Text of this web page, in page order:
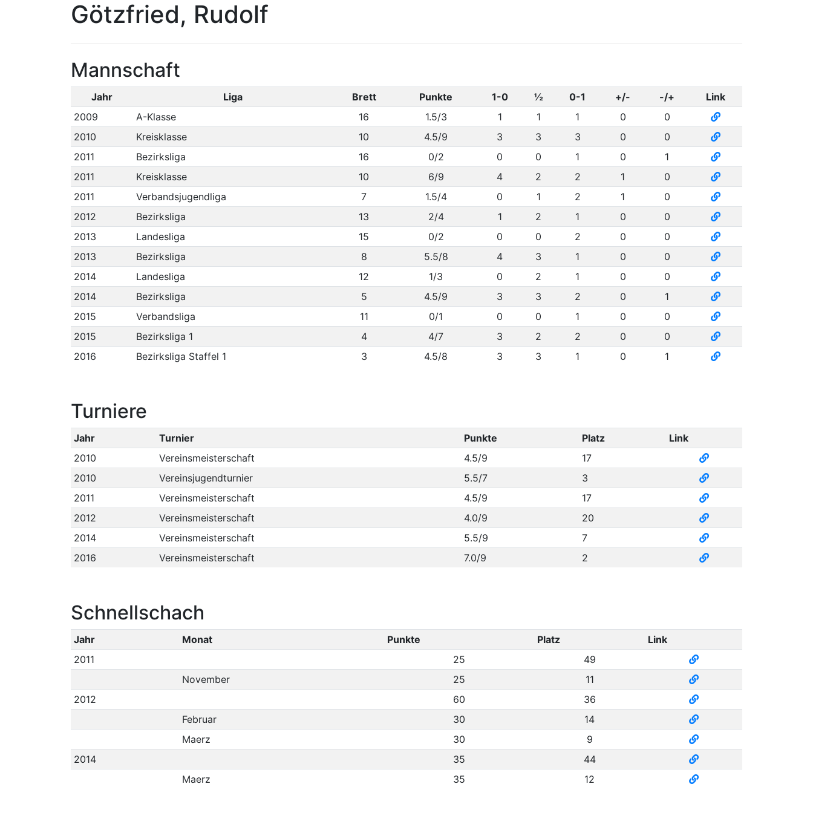
Götzfried, Rudolf
Mannschaft
Jahr Liga Brett Punkte 1-0 ½ 0-1 +/- -/+
Link
2009
A-Klasse 16 1.5/3 1 1 1 0
0
2010
Kreisklasse 10 4.5/9 3 3 3 0
0
2011
Bezirksliga 16 0/2 0 0 1 0
1
2011
Kreisklasse 10 6/9 4 2 2 1
0
2011
Verbandsjugendliga 7 1.5/4 0 1 2 1
0
2012
Bezirksliga 13 2/4 1 2 1 0
0
2013
Landesliga 15 0/2 0 0 2 0
0
2013
Bezirksliga 8 5.5/8 4 3 1 0
0
2014
Landesliga 12 1/3 0 2 1 0
0
2014
Bezirksliga 5 4.5/9 3 3 2 0
1
2015
Verbandsliga 11 0/1 0 0 1 0
0
2015
Bezirksliga 1 4 4/7 3 2 2 0
0
2016
Bezirksliga Staffel 1 3 4.5/8 3 3 1 0 1
Turniere
Jahr Turnier Punkte Platz
Link
2010
Vereinsmeisterschaft 4.5/9
17
2010
Vereinsjugendturnier 5.5/7
3
2011
Vereinsmeisterschaft 4.5/9
17
2012
Vereinsmeisterschaft 4.0/9
20
2014
Vereinsmeisterschaft 5.5/9
7
2016
Vereinsmeisterschaft 7.0/9 2
Schnellschach
Jahr Monat Punkte Platz
Link
2011
25
49
November
25
11
2012
60
36
Februar
30
14
Maerz
30
9
2014
35
44
Maerz
35 12